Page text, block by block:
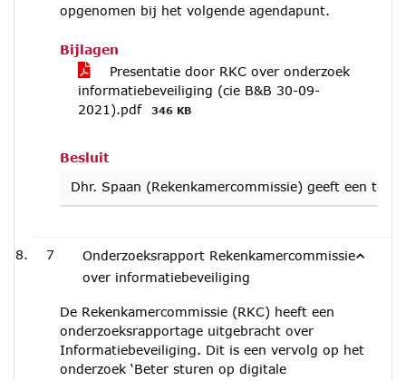
opgenomen bij het volgende agendapunt.
Bijlagen
Presentatie door RKC over onderzoek
informatiebeveiliging (cie B&B 30-09-
2021).pdf
346 KB
Besluit
Dhr. Spaan (Rekenkamercommissie) geeft een
7
Onderzoeksrapport Rekenkamercommissie
over informatiebeveiliging
De Rekenkamercommissie (RKC) heeft een
onderzoeksrapportage uitgebracht over
Informatiebeveiliging. Dit is een vervolg op het
onderzoek ‘Beter sturen op digitale